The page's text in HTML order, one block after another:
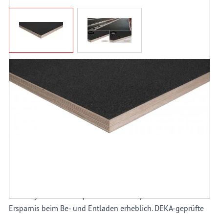
Angebot anfordern
MT Secure Trailerboden. Für Fahrzeugbauer zur
Erstausrüstung sowie Fahrzeugboden Sanierung. PU-
beschichtete Siebdruckplatten zum Verbau auf Lkw
Gummigranulatmatte (Antirutschmatte). Somit ist die
Ersparnis beim Be- und Entladen erheblich. DEKA-geprüfte